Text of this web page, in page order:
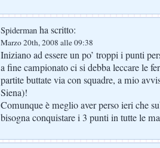
Spiderman ha scritto:
Marzo 20th, 2008 alle 09:38
Iniziano ad essere un po’ troppi i punti
a fine campionato ci si debba leccare le
partite buttate via con squadre, a mio
Siena)!
Comunque è meglio aver perso ieri che
bisogna conquistare i 3 punti in tutte le